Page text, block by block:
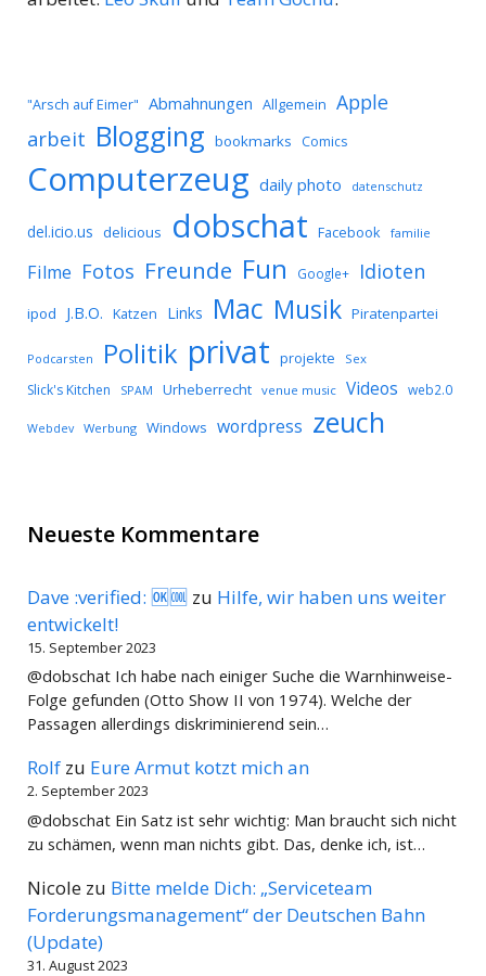
"Arsch auf Eimer" Abmahnungen Allgemein Apple
arbeit Blogging bookmarks Comics
Computerzeug daily photo datenschutz
del.icio.us delicious dobschat Facebook familie
Filme Fotos Freunde Fun Google+ Idioten
ipod J.B.O. Katzen Links Mac Musik Piratenpartei
Podcarsten Politik privat projekte Sex
Slick's Kitchen SPAM Urheberrecht venue music Videos web2.0
Webdev Werbung Windows wordpress zeuch
Neueste Kommentare
Dave :verified: 🆗🆒 zu Hilfe, wir haben uns weiter
entwickelt!
15. September 2023
@dobschat Ich habe nach einiger Suche die Warnhinweise-
Folge gefunden (Otto Show II von 1974). Welche der
Passagen allerdings diskriminierend sein…
Rolf zu Eure Armut kotzt mich an
2. September 2023
@dobschat Ein Satz ist sehr wichtig: Man braucht sich nicht
zu schämen, wenn man nichts gibt. Das, denke ich, ist…
Nicole zu Bitte melde Dich: „Serviceteam
Forderungsmanagement“ der Deutschen Bahn
(Update)
31. August 2023